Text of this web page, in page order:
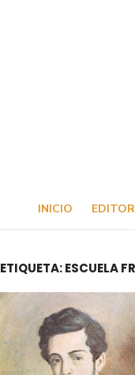
INICIO
ETIQUETA:ESCUELA